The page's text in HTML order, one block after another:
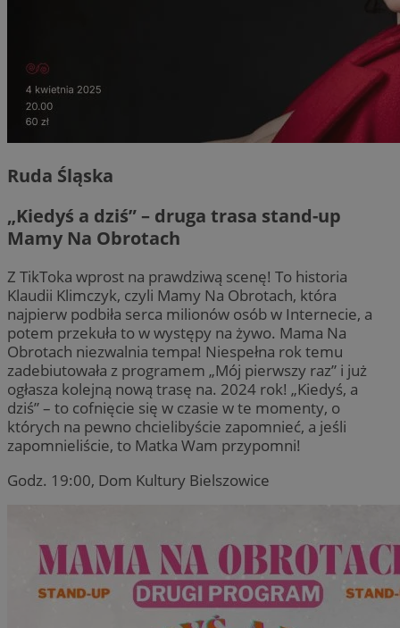
Ruda Śląska
„Kiedyś a dziś” – druga trasa stand-up
Mamy Na Obrotach
Z TikToka wprost na prawdziwą scenę! To historia
Klaudii Klimczyk, czyli Mamy Na Obrotach, która
najpierw podbiła serca milionów osób w Internecie, a
potem przekuła to w występy na żywo. Mama Na
Obrotach niezwalnia tempa! Niespełna rok temu
zadebiutowała z programem „Mój pierwszy raz” i już
ogłasza kolejną nową trasę na. 2024 rok! „Kiedyś, a
dziś” – to cofnięcie się w czasie w te momenty, o
których na pewno chcielibyście zapomnieć, a jeśli
zapomnieliście, to Matka Wam przypomni!
Godz. 19:00, Dom Kultury Bielszowice